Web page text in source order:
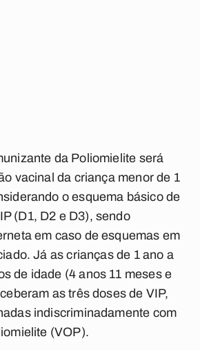
da Poliomielite será
vacinal da criança menor de 1
o esquema básico de
(D1, D2 e D3), sendo
em caso de esquemas em
Já as crianças de 1 ano a
de idade (4 anos 11 meses e
as três doses de VIP,
indiscriminadamente com
(VOP).